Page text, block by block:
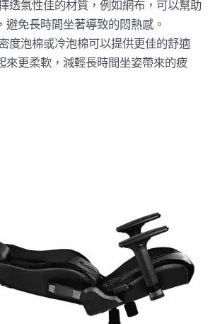
透氣性佳的材質，例如網布，可以幫助
避免長時間坐著導致的悶熱感。
度泡棉或冷泡棉可以提供更佳的舒適
來更柔軟，減輕長時間坐姿帶來的疲